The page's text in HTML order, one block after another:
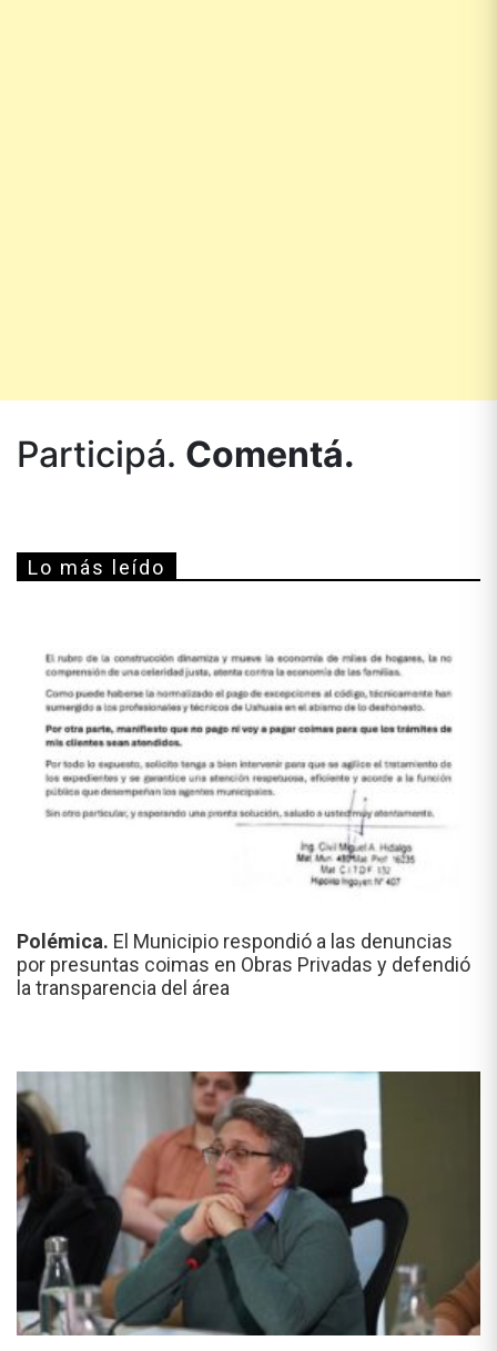
Participá. Comentá.
Lo más leído
Polémica. El Municipio respondió a las denuncias
por presuntas coimas en Obras Privadas y defendió
la transparencia del área